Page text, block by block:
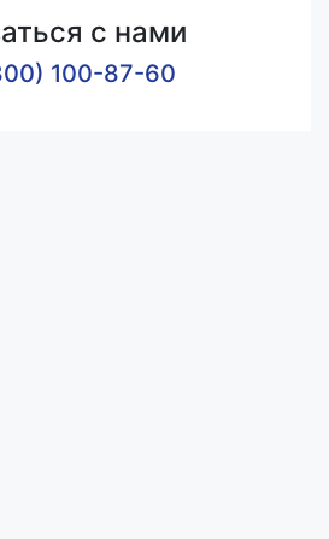
с нами
100-87-60